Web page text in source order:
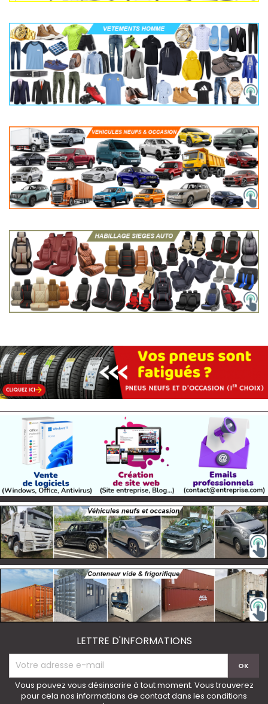
LETTRE D'INFORMATIONS
Vous pouvez vous désinscrire à tout moment. Vous trouverez
pour cela nos informations de contact dans les conditions